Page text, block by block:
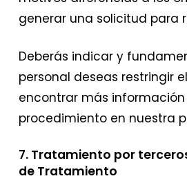
generar una solicitud para
Deberás indicar y
personal deseas restringir
encontrar más información
procedimiento en nuestra
7. Tratamiento por
de Tratamiento